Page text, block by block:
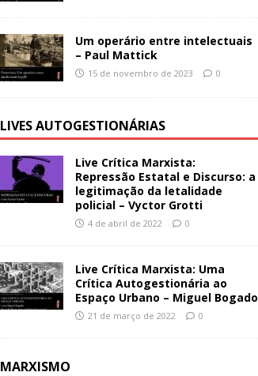
Um operário entre intelectuais
– Paul Mattick
15 de novembro de 2023 0
LIVES AUTOGESTIONÁRIAS
Live Crítica Marxista:
Repressão Estatal e Discurso: a
legitimação da letalidade
policial – Vyctor Grotti
4 de abril de 2022 0
Live Crítica Marxista: Uma
Crítica Autogestionária ao
Espaço Urbano – Miguel Bogado
21 de março de 2022 0
MARXISMO